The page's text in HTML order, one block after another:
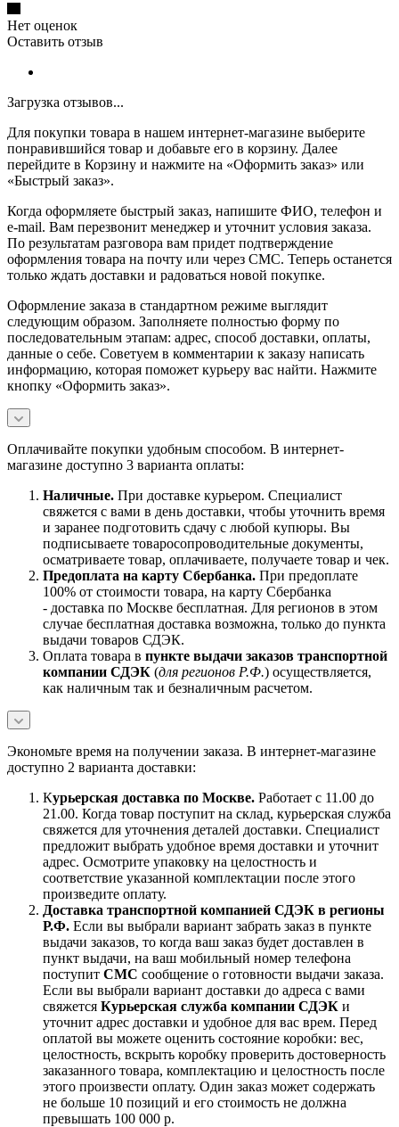
Нет оценок
Оставить отзыв
Загрузка отзывов...
Для покупки товара в нашем интернет-магазине выберите
понравившийся товар и добавьте его в корзину. Далее
перейдите в Корзину и нажмите на «Оформить заказ» или
«Быстрый заказ».
Когда оформляете быстрый заказ, напишите ФИО, телефон и
e-mail. Вам перезвонит менеджер и уточнит условия заказа.
По результатам разговора вам придет подтверждение
оформления товара на почту или через СМС. Теперь останется
только ждать доставки и радоваться новой покупке.
Оформление заказа в стандартном режиме выглядит
следующим образом. Заполняете полностью форму по
последовательным этапам: адрес, способ доставки, оплаты,
данные о себе. Советуем в комментарии к заказу написать
информацию, которая поможет курьеру вас найти. Нажмите
кнопку «Оформить заказ».
Оплачивайте покупки удобным способом. В интернет-
магазине доступно 3 варианта оплаты:
Наличные. При доставке курьером. Специалист
свяжется с вами в день доставки, чтобы уточнить время
и заранее подготовить сдачу с любой купюры. Вы
подписываете товаросопроводительные документы,
осматриваете товар, оплачиваете, получаете товар и чек.
Предоплата на карту Сбербанка. При предоплате
100% от стоимости товара, на карту Сбербанка
- доставка по Москве бесплатная. Для регионов в этом
случае бесплатная доставка возможна, только до пункта
выдачи товаров СДЭК.
Оплата товара в пункте выдачи заказов транспортной
компании СДЭК (для регионов Р.Ф.) осуществляется,
как наличным так и безналичным расчетом.
Экономьте время на получении заказа. В интернет-магазине
доступно 2 варианта доставки:
Курьерская доставка по Москве. Работает с 11.00 до
21.00. Когда товар поступит на склад, курьерская служба
свяжется для уточнения деталей доставки. Специалист
предложит выбрать удобное время доставки и уточнит
адрес. Осмотрите упаковку на целостность и
соответствие указанной комплектации после этого
произведите оплату.
Доставка транспортной компанией СДЭК в регионы
Р.Ф. Если вы выбрали вариант забрать заказ в пункте
выдачи заказов, то когда ваш заказ будет доставлен в
пункт выдачи, на ваш мобильный номер телефона
поступит СМС сообщение о готовности выдачи заказа.
Если вы выбрали вариант доставки до адреса с вами
свяжется Курьерская служба компании СДЭК и
уточнит адрес доставки и удобное для вас врем. Перед
оплатой вы можете оценить состояние коробки: вес,
целостность, вскрыть коробку проверить достоверность
заказанного товара, комплектацию и целостность после
этого произвести оплату. Один заказ может содержать
не больше 10 позиций и его стоимость не должна
превышать 100 000 р.